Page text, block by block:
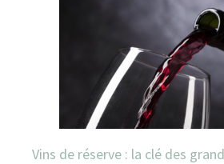
Vins de réserve : la clé des